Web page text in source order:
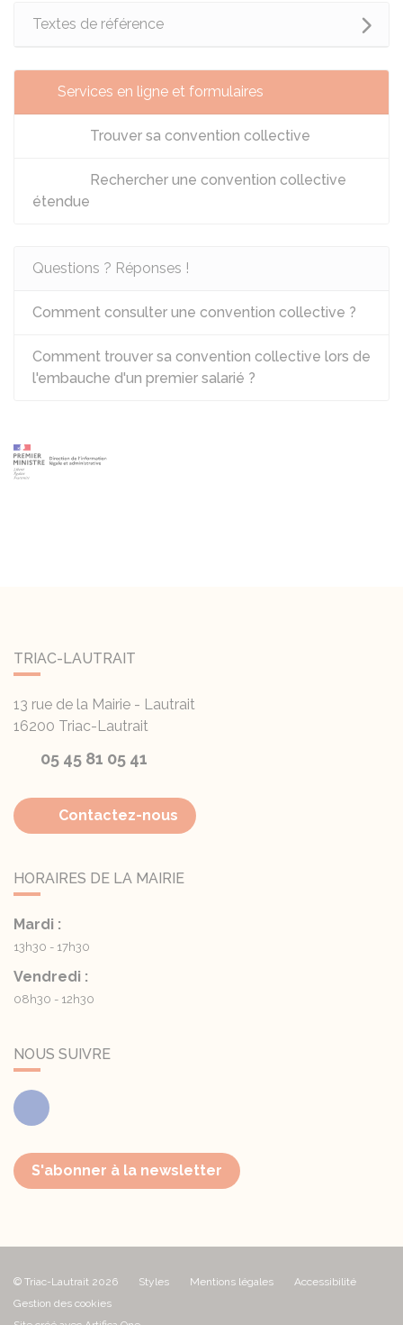
Textes de référence
Services en ligne et formulaires
Trouver sa convention collective
Rechercher une convention collective
étendue
Questions ? Réponses !
Comment consulter une convention collective ?
Comment trouver sa convention collective lors de
l'embauche d'un premier salarié ?
TRIAC-LAUTRAIT
13 rue de la Mairie - Lautrait
16200 Triac-Lautrait
05 45 81 05 41
Contactez-nous
HORAIRES DE LA MAIRIE
Mardi :
13h30 - 17h30
Vendredi :
08h30 - 12h30
NOUS SUIVRE
Facebook
S'abonner à la newsletter
© Triac-Lautrait 2026 Styles Mentions légales
Accessibilité
Gestion des cookies